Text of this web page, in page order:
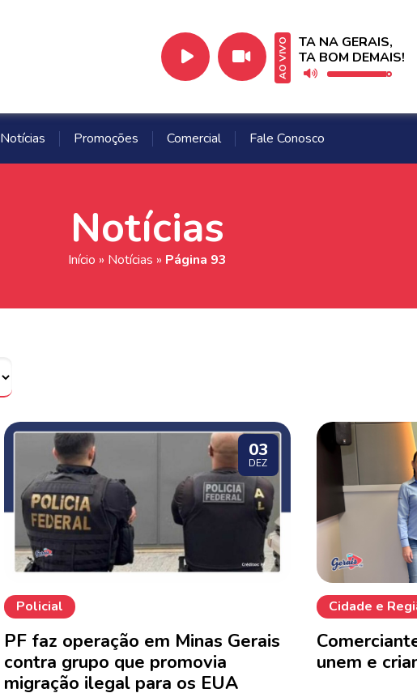
AO VIVO
TA NA GERAIS,
TA BOM DEMAIS!
Notícias Promoções Comercial Fale Conosco
Notícias
Início » Notícias » Página 93
03
DEZ
Policial
PF faz operação em Minas Gerais
contra grupo que promovia
migração ilegal para os EUA
Cidade e
unem e